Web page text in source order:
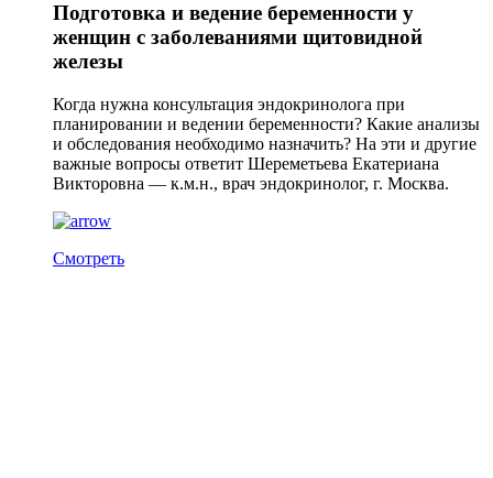
Подготовка и ведение беременности у
женщин с заболеваниями щитовидной
железы
Когда нужна консультация эндокринолога при
планировании и ведении беременности? Какие анализы
и обследования необходимо назначить? На эти и другие
важные вопросы ответит Шереметьева Екатериана
Викторовна — к.м.н., врач эндокринолог, г. Москва.
Смотреть